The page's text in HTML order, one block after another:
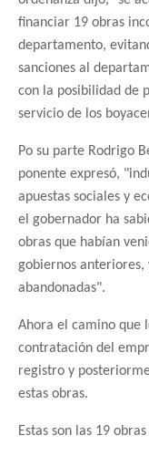
financiar 19 obras
departamento,
sanciones al
con la posibilidad de
servicio de los
Po su parte Rodrigo
ponente expresó,
apuestas sociales y
el gobernador ha
obras que habían
gobiernos anteriores,
abandonadas".
Ahora el camino que
contratación del
registro y
estas obras.
Estas son las 19